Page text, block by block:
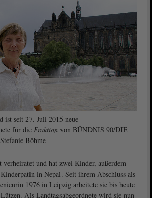
ist seit 27. Juli 2015 neue
für die Fraktion von BÜNDNIS 90/DIE
Böhme
und hat zwei Kinder, außerdem
in Nepal. Seit ihrem Abschluss als
1976 in Leipzig arbeitete sie bis heute
Als Landtagsabgeordnete wird sie nun